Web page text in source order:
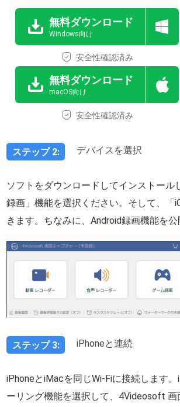
無料ダウンロード
Windows向け
安全性確認済み
無料ダウンロード
macOS向け
安全性確認済み
ステップ 2: デバイスを選択
ソフトをダウンロードしてインストール
録画」機能を選択ください。そして、「
きます。ちなみに、Android録画機能を公
ステップ 3: iPhoneと連続
iPhoneとiMacを同じWi-Fiに接続します
ーリング機能を選択して、4Videosoft 画